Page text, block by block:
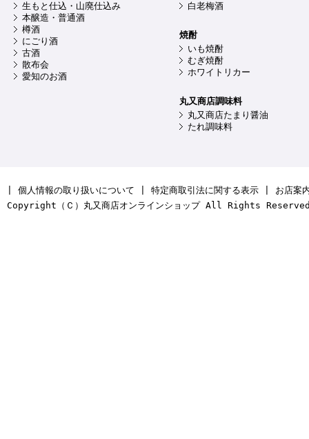
生もと仕込・山廃仕込み
本醸造・普通酒
樽酒
にごり酒
古酒
散布会
愛知のお酒
白老梅酒
焼酎
いも焼酎
むぎ焼酎
ホワイトリカー
丸又商店調味料
丸又商店たまり醤油
たれ調味料
個人情報の取り扱いについて 特定商取引法に関する表示
お店案
Copyright（Ｃ）丸又商店オンラインショップ All Rights